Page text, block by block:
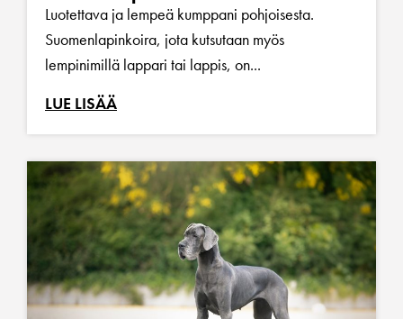
Luotettava ja lempeä kumppani pohjoisesta.
Suomenlapinkoira, jota kutsutaan myös
lempinimillä lappari tai lappis, on...
LUE LISÄÄ